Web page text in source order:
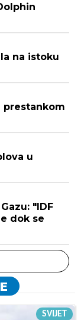
na istoku
prestankom
u
"IDF
dok se
SVIJET